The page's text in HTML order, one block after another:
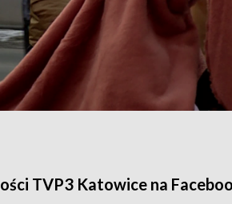
TVP3 Katowice na